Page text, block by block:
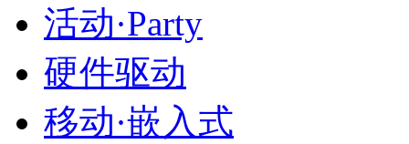
活动·Party
硬件驱动
移动·嵌入式